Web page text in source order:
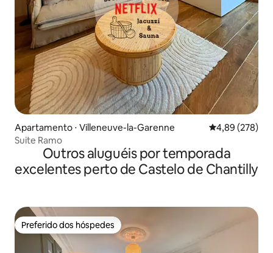
Apartamento ⋅ Villeneuve-la-Garenne 4,89 de uma
4,89 (278)
Suite Ramo
Outros aluguéis por temporada
excelentes perto de Castelo de Chantilly
Preferido dos hóspedes
Preferido dos hóspedes